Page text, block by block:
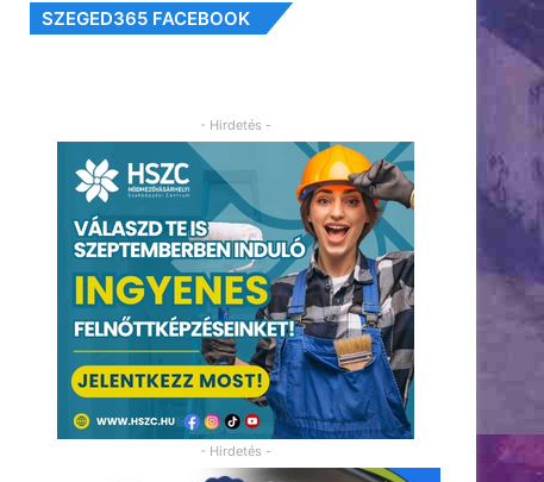
SZEGED365 FACEBOOK
- Hirdetés -
- Hirdetés -